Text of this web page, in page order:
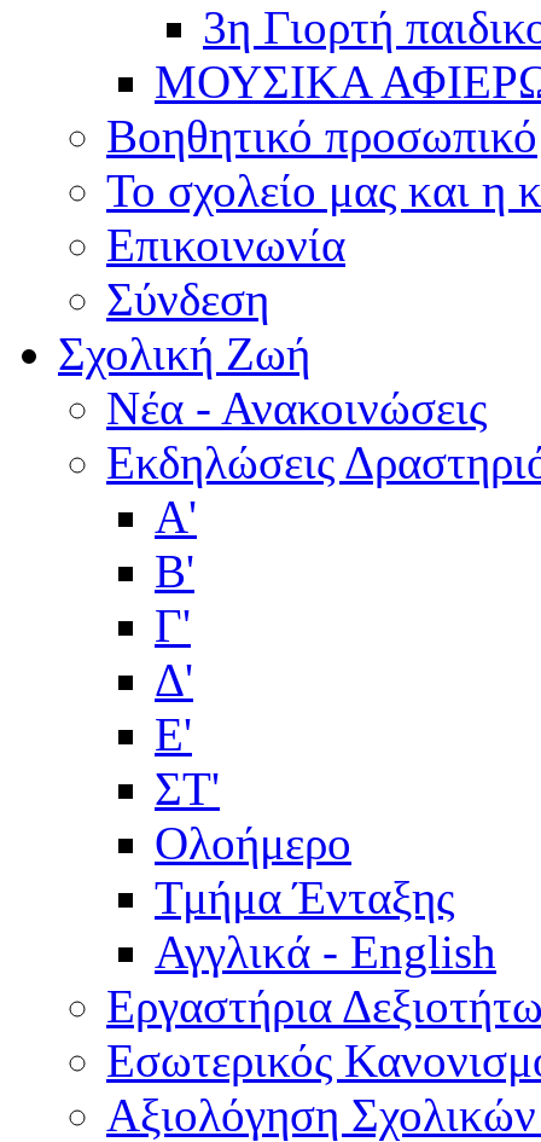
3η Γιορτή
ΜΟΥΣΙΚΑ
Βοηθητικό προσωπικό
Το σχολείο μας και η
Επικοινωνία
Σύνδεση
Σχολική Ζωή
Νέα - Ανακοινώσεις
Εκδηλώσεις
Α'
Β'
Γ'
Δ'
Ε'
ΣΤ'
Ολοήμερο
Τμήμα Ένταξης
Αγγλικά - English
Εργαστήρια
Εσωτερικός
Αξιολόγηση